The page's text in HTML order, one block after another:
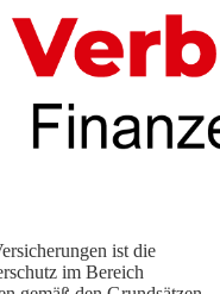
ist die
im Bereich